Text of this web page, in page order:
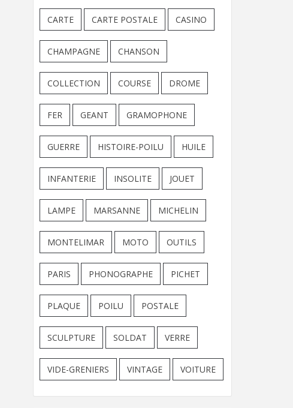
CARTE CARTE POSTALE CASINO
CHAMPAGNE CHANSON
COLLECTION COURSE DROME
FER GEANT GRAMOPHONE
GUERRE HISTOIRE-POILU HUILE
INFANTERIE INSOLITE JOUET
LAMPE MARSANNE MICHELIN
MONTELIMAR MOTO OUTILS
PARIS PHONOGRAPHE PICHET
PLAQUE POILU POSTALE
SCULPTURE SOLDAT VERRE
VIDE-GRENIERS VINTAGE VOITURE